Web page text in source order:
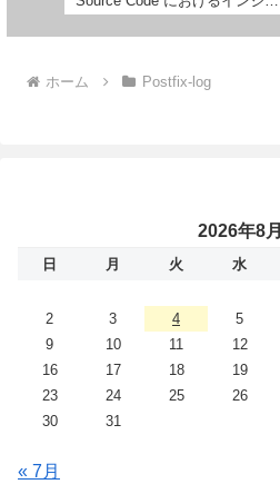
クションに関する脆弱性
ホーム Postfix-log
2026年8月
日 月 火 水
2
3 4 5
9
10 11 12
16
17 18 19
23
24 25 26
30
31
« 7月